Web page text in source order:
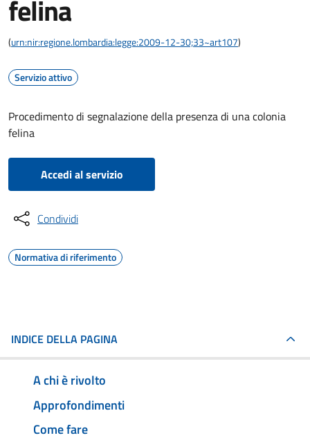
felina
(urn:nir:regione.lombardia:legge:2009-12-30;33~art107)
Servizio attivo
Procedimento di segnalazione della presenza di una colonia
felina
Accedi al servizio
Condividi
Normativa di riferimento
INDICE DELLA PAGINA
A chi è rivolto
Approfondimenti
Come fare